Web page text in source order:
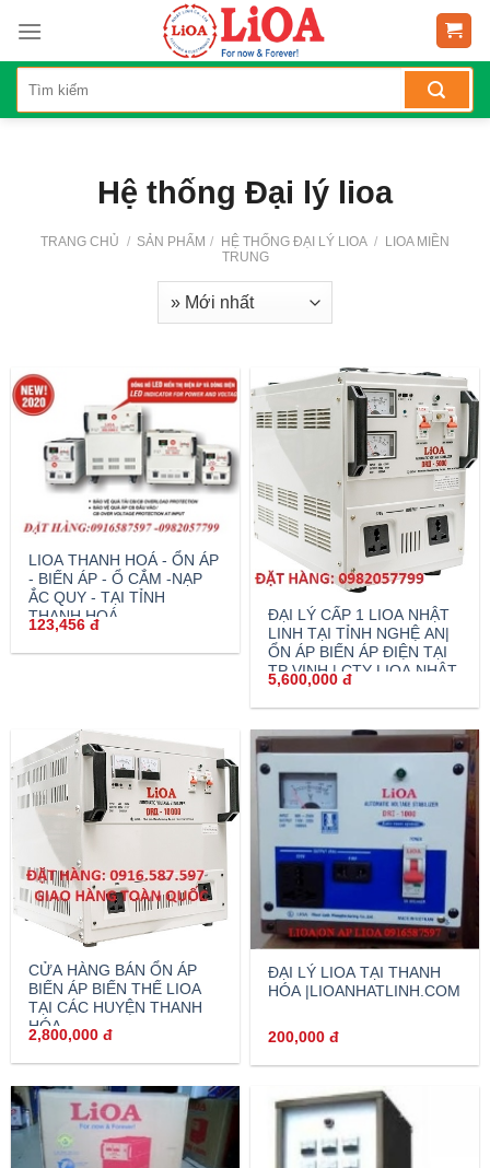
content
Hệ thống Đại lý lioa
TRANG CHỦ / SẢN PHẨM / HỆ THỐNG ĐẠI LÝ LIOA /
LIOA MIỀN
TRUNG
LIOA THANH HOÁ - ỔN ÁP
- BIẾN ÁP - Ổ CẮM -NẠP
ẮC QUY - TẠI TỈNH
THANH HOÁ
GỌI:0912487597
123,456đ
ĐẠI LÝ CẤP 1 LIOA NHẬT
LINH TẠI TỈNH NGHỆ AN|
ỔN ÁP BIẾN ÁP ĐIỆN TẠI
TP VINH | CTY LIOA NHẬT
LINH
5,600,000đ
CỬA HÀNG BÁN ỔN ÁP
BIẾN ÁP BIẾN THẾ LIOA
TẠI CÁC HUYỆN THANH
HÓA
2,800,000đ
ĐẠI LÝ LIOA TẠI THANH
HÓA |LIOANHATLINH.COM
200,000đ